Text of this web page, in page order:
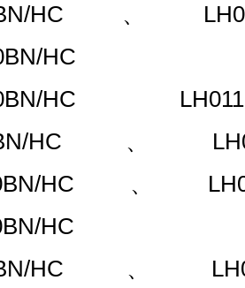
HC、
HC
HC、
HC、
HC
HC、